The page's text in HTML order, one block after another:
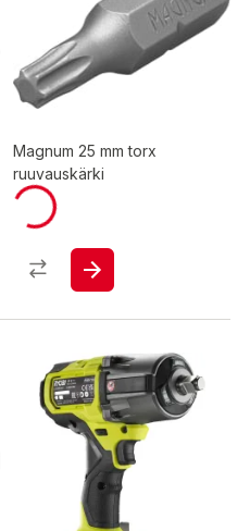
Magnum 25 mm torx
ruuvauskärki